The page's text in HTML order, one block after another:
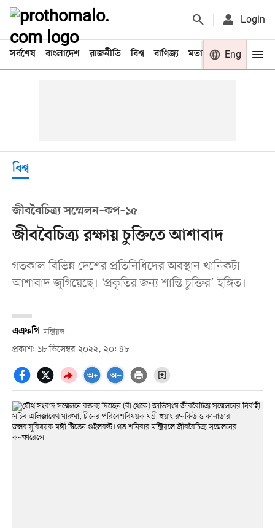
Login
সর্বশেষ বাংলাদেশ রাজনীতি বিশ্ব বাণিজ্য মতামত খেলা
Eng
বিশ্ব
জীববৈচিত্র্য সম্মেলন–কপ–১৫
জীববৈচিত্র্য রক্ষায় চুক্তিতে আশাবাদ
গতকাল বিভিন্ন দেশের প্রতিনিধিদের অবস্থান খানিকটা
আশাবাদ জুগিয়েছে। ‘প্রকৃতির জন্য শান্তি চুক্তির’ ইঙ্গিত।
এএফপি মন্ট্রিয়ল
প্রকাশ: ১৮ ডিসেম্বর ২০২২, ২০: ৪৮